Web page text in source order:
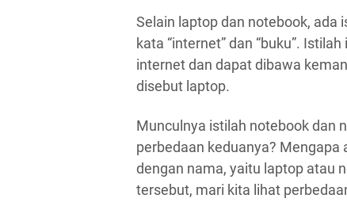
Selain laptop dan notebook, ada
kata “internet” dan “buku”.
internet dan dapat dibawa
disebut laptop.
Munculnya istilah notebook dan
perbedaan keduanya?
dengan nama, yaitu laptop atau
tersebut, mari kita lihat